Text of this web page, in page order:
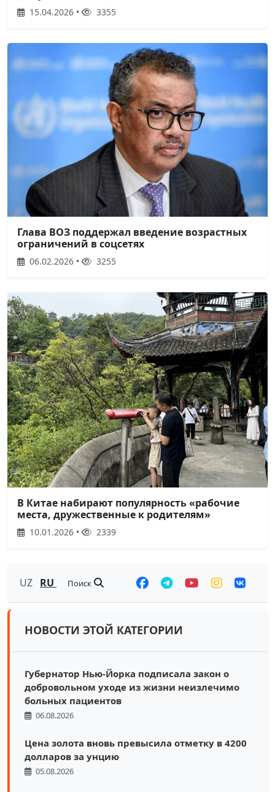
15.04.2026 • 3355
Глава ВОЗ поддержал введение возрастных
ограничений в соцсетях
06.02.2026 • 3255
В Китае набирают популярность «рабочие
места, дружественные к родителям»
10.01.2026 • 2339
UZ RU Поиск
НОВОСТИ ЭТОЙ КАТЕГОРИИ
Губернатор Нью-Йорка подписала закон о
добровольном уходе из жизни неизлечимо
больных пациентов
06.08.2026
Цена золота вновь превысила отметку в 4200
долларов за унцию
05.08.2026